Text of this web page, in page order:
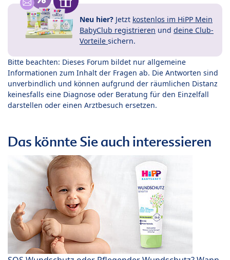
Neu hier? Jetzt kostenlos im HiPP Mein
BabyClub registrieren und deine Club-
Vorteile sichern.
Bitte beachten: Dieses Forum bildet nur allgemeine
Informationen zum Inhalt der Fragen ab. Die Antworten sind
unverbindlich und können aufgrund der räumlichen Distanz
keinesfalls eine Diagnose oder Beratung für den Einzelfall
darstellen oder einen Arztbesuch ersetzen.
Das könnte Sie auch interessieren